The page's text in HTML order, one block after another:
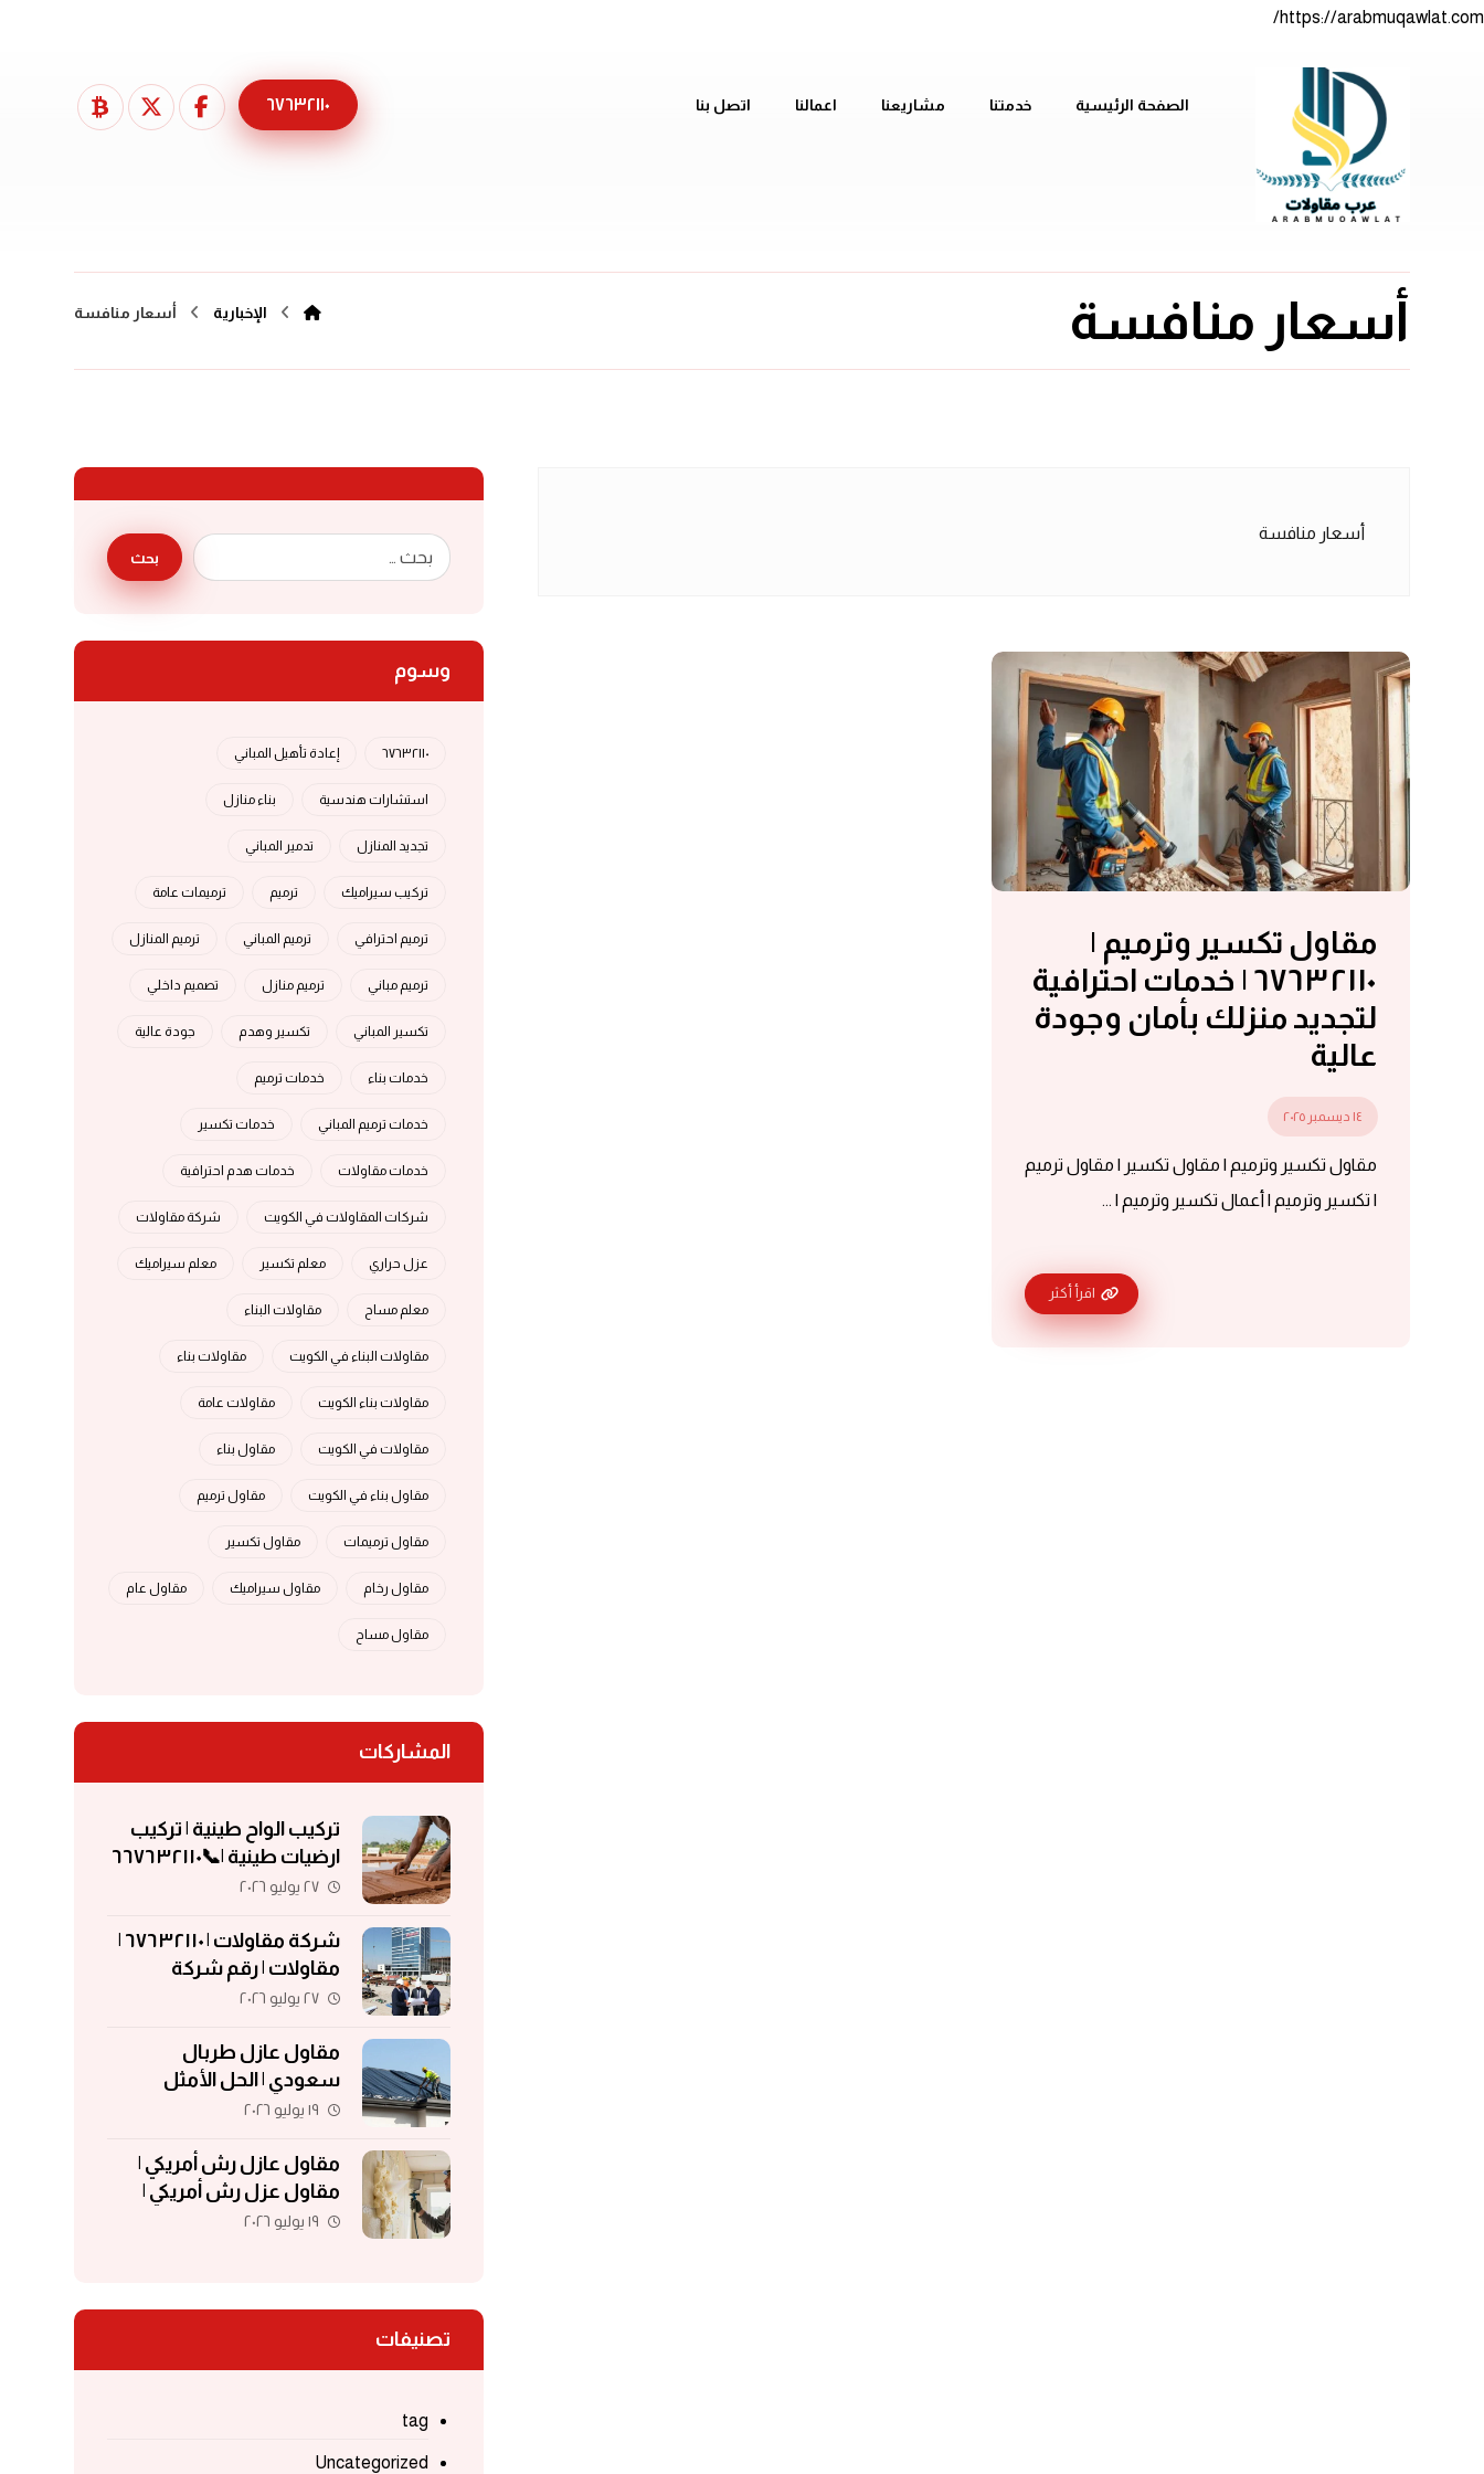
https://arabmuqawlat.com/
الصفحة الرئيسية خدمتنا مشاريعنا اعمالنا اتصل بنا ٦٧٦٣٢١١٠
أسعار منافسة الإخبارية أسعار منافسة
أسعار منافسة
مقاول تكسير وترميم |
٦٧٦٣٢١١٠ | خدمات احترافية
لتجديد منزلك بأمان وجودة
عالية
١٤ ديسمبر ٢٠٢٥
مقاول تكسير وترميم | مقاول تكسير | مقاول ترميم
| تكسير وترميم | أعمال تكسير وترميم | ...
اقرأ أكثر
بحث
وسوم
٦٧٦٣٢١١٠ إعادة تأهيل المباني
استشارات هندسية بناء منازل
تجديد المنازل تدمير المباني
تركيب سيراميك ترميم ترميمات عامة
ترميم احترافي ترميم المباني ترميم المنازل
ترميم مباني ترميم منازل تصميم داخلي
تكسير المباني تكسير وهدم جودة عالية
خدمات بناء خدمات ترميم
خدمات ترميم المباني خدمات تكسير
خدمات مقاولات خدمات هدم احترافية
شركات المقاولات في الكويت شركة مقاولات
عزل حراري معلم تكسير معلم سيراميك
معلم مساح مقاولات البناء
مقاولات البناء في الكويت مقاولات بناء
مقاولات بناء الكويت مقاولات عامة
مقاولات في الكويت مقاول بناء
مقاول بناء في الكويت مقاول ترميم
مقاول ترميمات مقاول تكسير
مقاول رخام مقاول سيراميك مقاول عام
مقاول مساح
المشاركات
تركيب الواح طينية | تركيب
ارضيات طينية |📞٦٦٧٦٣٢١١٠
| الواح طينية | معلم تركيب
٢٧ يوليو ٢٠٢٦
شركة مقاولات | ٦٧٦٣٢١١٠ |
مقاولات | رقم شركة
مقاولات | مقاولات الكويت
٢٧ يوليو ٢٠٢٦
مقاول عازل طربال
سعودي | الحل الأمثل
لحماية الأسطح والمباني
١٩ يوليو ٢٠٢٦
مقاول عازل رش أمريكي |
مقاول عزل رش أمريكي |
مقاول عزل فوم | مقاول
١٩ يوليو ٢٠٢٦
تصنيفات
tag
Uncategorized